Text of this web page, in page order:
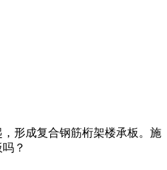
形成复合钢筋桁架楼承板。施
？